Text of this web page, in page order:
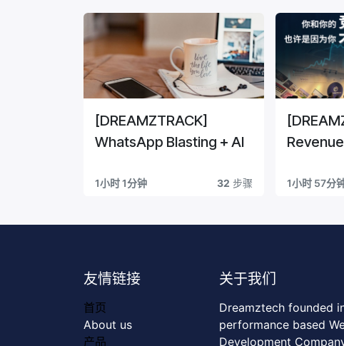
[DREAMZTRACK]
WhatsApp Blasting + AI
1小时 1分钟 32 步骤 1小时 57分
友情链接
首页
About us
产品
关于我们
Dreamztech founded
performance based
Development